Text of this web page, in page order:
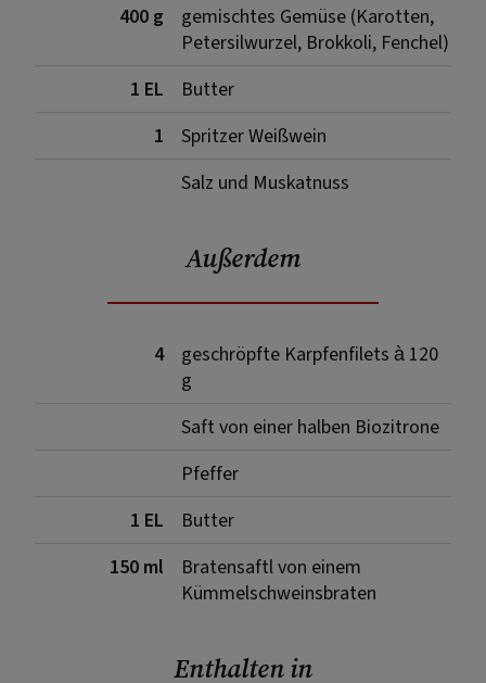
400 g
gemischtes Gemüse (Karotten,
Petersilwurzel, Brokkoli, Fenchel)
1 EL
Butter
1
Spritzer Weißwein
Salz und Muskatnuss
Außerdem
4
geschröpfte Karpfenfilets à 120
g
Saft von einer halben Biozitrone
Pfeffer
1 EL
Butter
150 ml
Bratensaftl von einem
Kümmelschweinsbraten
Enthalten in